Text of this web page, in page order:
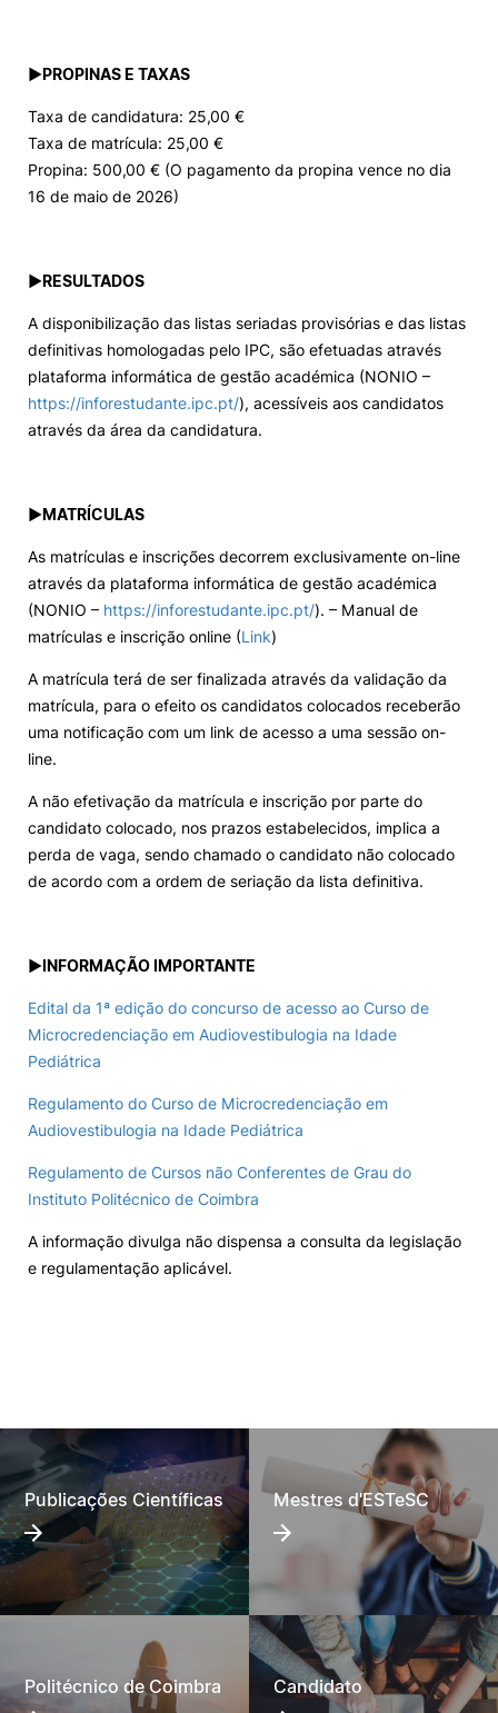
►PROPINAS E TAXAS
Taxa de candidatura: 25,00 €
Taxa de matrícula: 25,00 €
Propina: 500,00 € (O pagamento da propina vence no dia
16 de maio de 2026)
►RESULTADOS
A disponibilização das listas seriadas provisórias e das listas
definitivas homologadas pelo IPC, são efetuadas através
plataforma informática de gestão académica (NONIO –
https://inforestudante.ipc.pt/), acessíveis aos candidatos
através da área da candidatura.
►MATRÍCULAS
As matrículas e inscrições decorrem exclusivamente on-line
através da plataforma informática de gestão académica
(NONIO – https://inforestudante.ipc.pt/). – Manual de
matrículas e inscrição online (Link)
A matrícula terá de ser finalizada através da validação da
matrícula, para o efeito os candidatos colocados receberão
uma notificação com um link de acesso a uma sessão on-
line.
A não efetivação da matrícula e inscrição por parte do
candidato colocado, nos prazos estabelecidos, implica a
perda de vaga, sendo chamado o candidato não colocado
de acordo com a ordem de seriação da lista definitiva.
►INFORMAÇÃO IMPORTANTE
Edital da 1ª edição do concurso de acesso ao Curso de
Microcredenciação em Audiovestibulogia na Idade
Pediátrica
Regulamento do Curso de Microcredenciação em
Audiovestibulogia na Idade Pediátrica
Regulamento de Cursos não Conferentes de Grau do
Instituto Politécnico de Coimbra
A informação divulga não dispensa a consulta da legislação
e regulamentação aplicável.
Publicações Científicas Mestres d'ESTeSC
Politécnico de Coimbra Candidato